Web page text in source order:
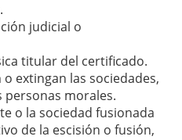
judicial o
titular del certificado.
extingan las sociedades,
personas morales.
o la sociedad fusionada
de la escisión o fusión,